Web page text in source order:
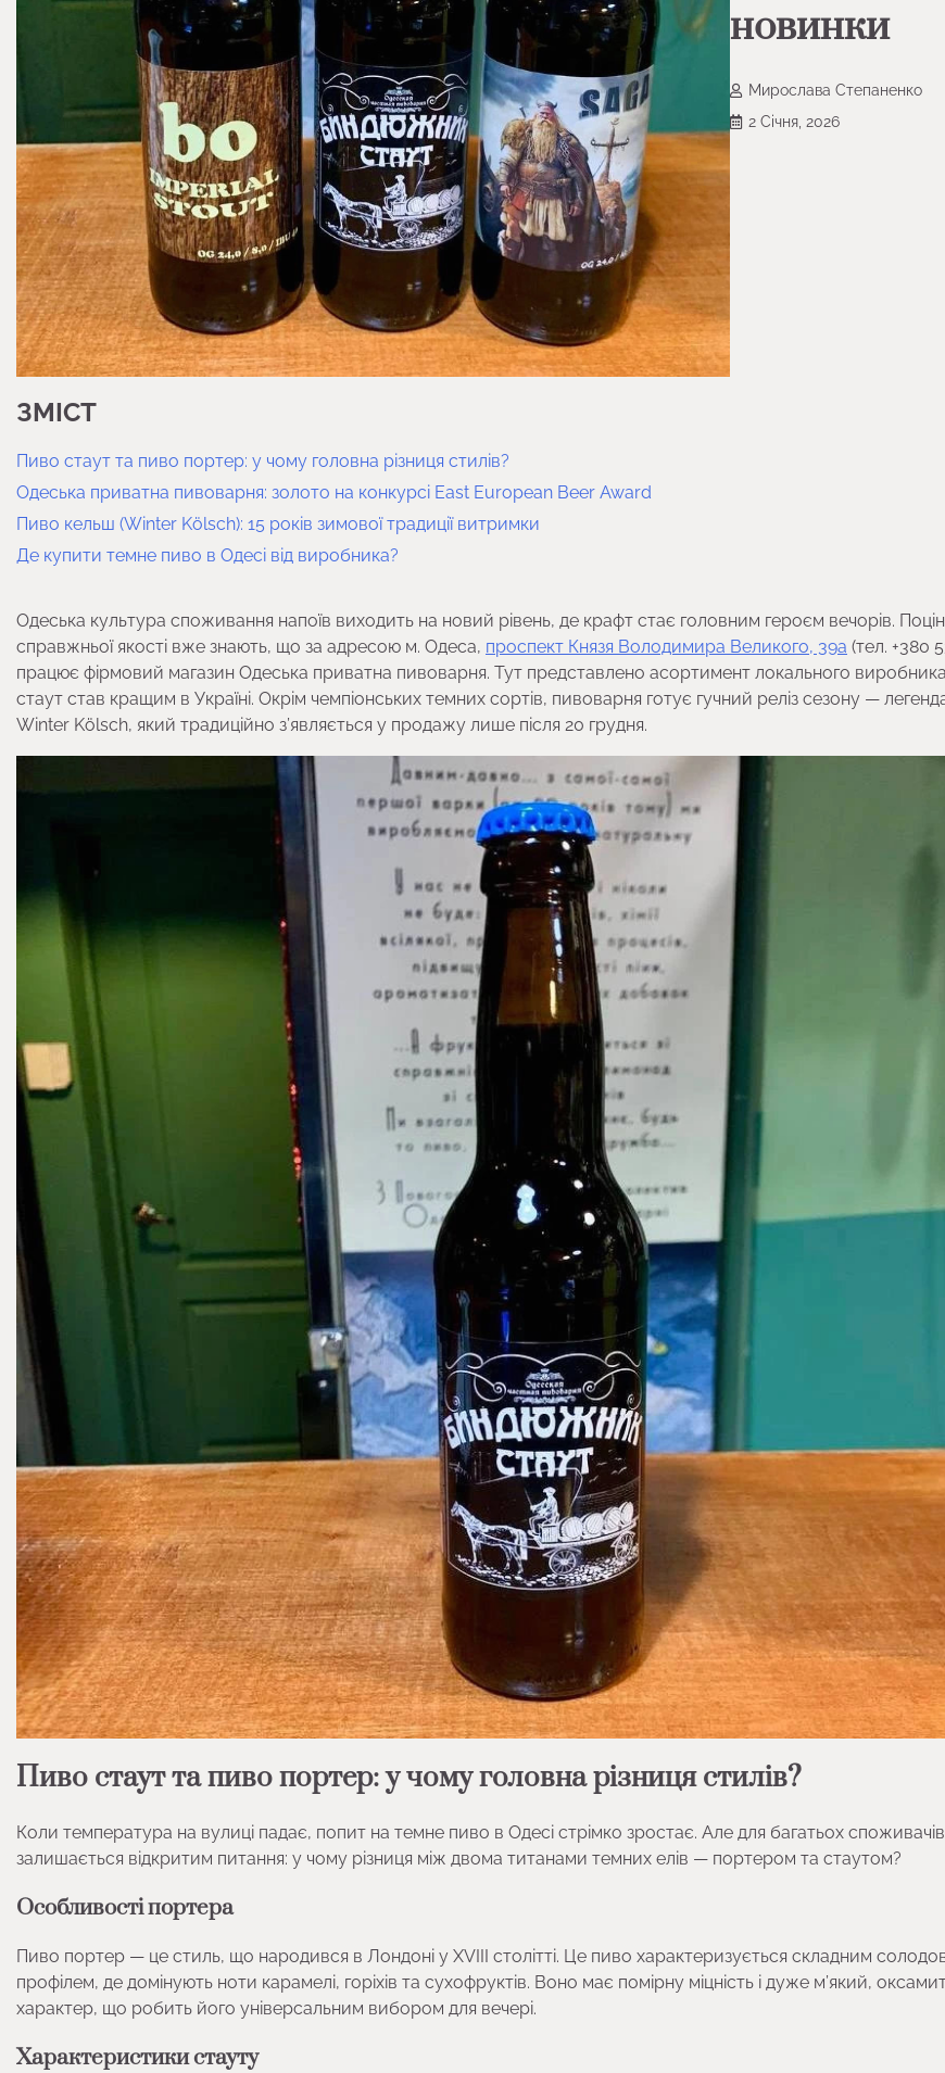
новинки
Мирослава Степаненко
2 Січня, 2026
ЗМІСТ
Пиво стаут та пиво портер: у чому головна різниця стилів?
Одеська приватна пивоварня: золото на конкурсі East European Beer Award
Пиво кельш (Winter Kölsch): 15 років зимової традиції витримки
Де купити темне пиво в Одесі від виробника?
Одеська культура споживання напоїв виходить на новий рівень, де крафт стає головним героєм вечорів.
справжньої якості вже знають, що за адресою м. Одеса, проспект Князя Володимира Великого, 39а (тел. +380
працює фірмовий магазин Одеська приватна пивоварня. Тут представлено асортимент локального
стаут став кращим в Україні. Окрім чемпіонських темних сортів, пивоварня готує гучний реліз сезону —
Winter Kölsch, який традиційно з’являється у продажу лише після 20 грудня.
Пиво стаут та пиво портер: у чому головна різниця стилів?
Коли температура на вулиці падає, попит на темне пиво в Одесі стрімко зростає. Але для багатьох споживачів
залишається відкритим питання: у чому різниця між двома титанами темних елів — портером та стаутом?
Особливості портера
Пиво портер — це стиль, що народився в Лондоні у XVIII столітті. Це пиво характеризується складним
профілем, де домінують ноти карамелі, горіхів та сухофруктів. Воно має помірну міцність і дуже м’який,
характер, що робить його універсальним вибором для вечері.
Характеристики стауту